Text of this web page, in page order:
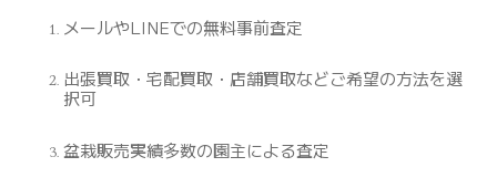
メールやLINEでの無料事前査定
出張買取・宅配買取・店舗買取などご希望の方法を選
択可
盆栽販売実績多数の園主による査定